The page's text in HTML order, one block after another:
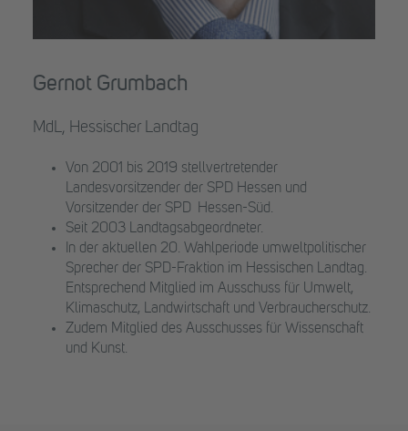
Gernot Grumbach
MdL, Hessischer Landtag
Von 2001 bis 2019 stellvertretender
Landesvorsitzender der SPD Hessen und
Vorsitzender der SPD Hessen-Süd.
Seit 2003 Landtagsabgeordneter.
In der aktuellen 20. Wahlperiode umweltpolitischer
Sprecher der SPD-Fraktion im Hessischen Landtag.
Entsprechend Mitglied im Ausschuss für Umwelt,
Klimaschutz, Landwirtschaft und Verbraucherschutz.
Zudem Mitglied des Ausschusses für Wissenschaft
und Kunst.